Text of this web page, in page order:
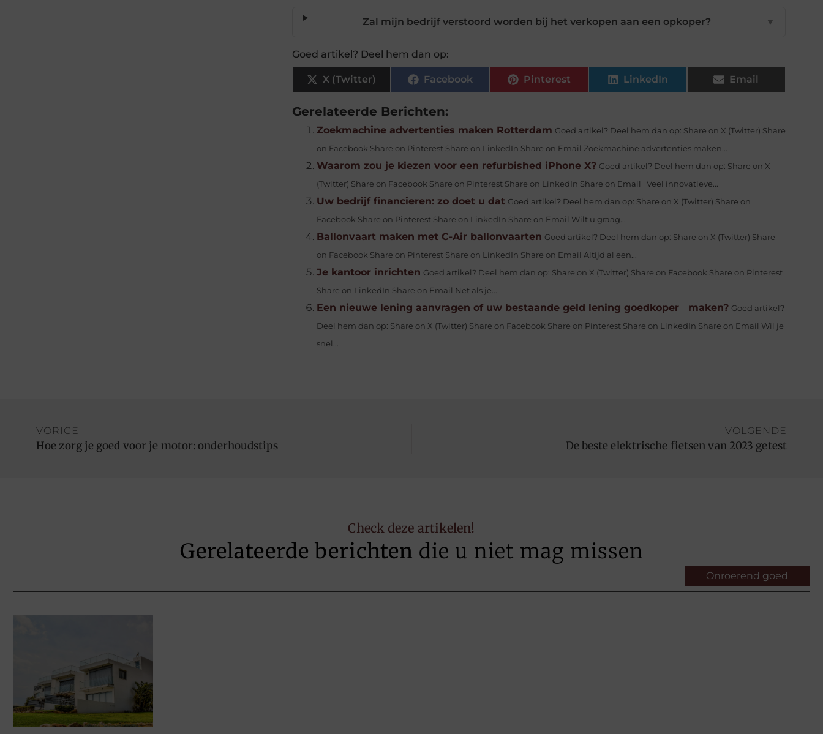
Zal mijn bedrijf verstoord worden bij het verkopen aan een opkoper? ▼
Goed artikel? Deel hem dan op:
X (Twitter) Facebook Pinterest LinkedIn Email
Gerelateerde Berichten:
Zoekmachine advertenties maken Rotterdam Goed artikel? Deel hem dan op: Share on X (Twitter) Share
on Facebook Share on Pinterest Share on LinkedIn Share on Email Zoekmachine advertenties maken...
Waarom zou je kiezen voor een refurbished iPhone X? Goed artikel? Deel hem dan op: Share on X
(Twitter) Share on Facebook Share on Pinterest Share on LinkedIn Share on Email Veel innovatieve...
Uw bedrijf financieren: zo doet u dat Goed artikel? Deel hem dan op: Share on X (Twitter) Share on
Facebook Share on Pinterest Share on LinkedIn Share on Email Wilt u graag...
Ballonvaart maken met C-Air ballonvaarten Goed artikel? Deel hem dan op: Share on X (Twitter) Share
on Facebook Share on Pinterest Share on LinkedIn Share on Email Altijd al een...
Je kantoor inrichten Goed artikel? Deel hem dan op: Share on X (Twitter) Share on Facebook Share on Pinterest
Share on LinkedIn Share on Email Net als je...
Een nieuwe lening aanvragen of uw bestaande geld lening goedkoper maken? Goed artikel?
Deel hem dan op: Share on X (Twitter) Share on Facebook Share on Pinterest Share on LinkedIn Share on Email Wil je
snel...
VORIGE
Hoe zorg je goed voor je motor: onderhoudstips
VOLGENDE
De beste elektrische fietsen van 2023 getest
Check deze artikelen!
Gerelateerde berichten die u niet mag missen
Onroerend goed